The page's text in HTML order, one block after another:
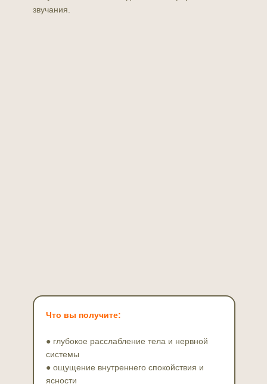
звучания.
Что вы получите:
● глубокое расслабление тела и нервной
системы
● ощущение внутреннего спокойствия и
ясности